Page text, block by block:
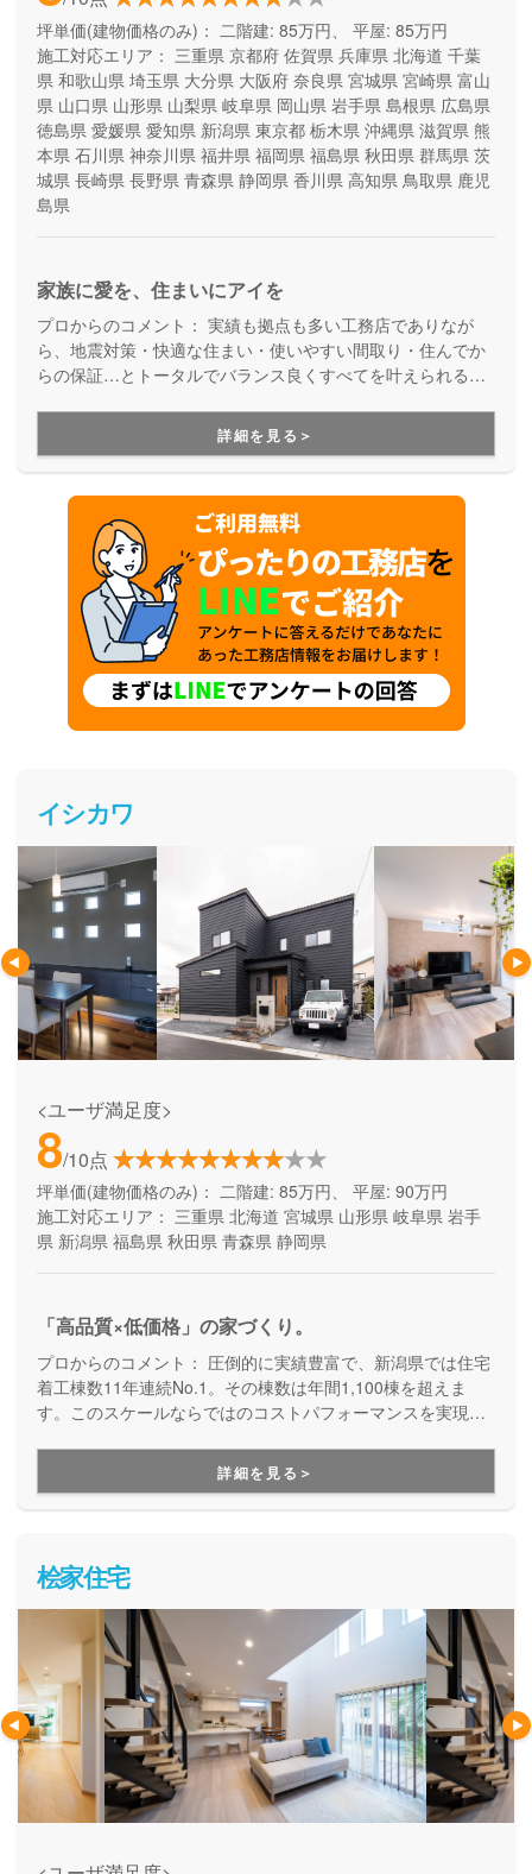
坪単価(建物価格のみ)： 二階建: 85万円、 平屋: 85万円
施工対応エリア： 三重県 京都府 佐賀県 兵庫県 北海道 千葉
県 和歌山県 埼玉県 大分県 大阪府 奈良県 宮城県 宮崎県 富山
県 山口県 山形県 山梨県 岐阜県 岡山県 岩手県 島根県 広島県
徳島県 愛媛県 愛知県 新潟県 東京都 栃木県 沖縄県 滋賀県 熊
本県 石川県 神奈川県 福井県 福岡県 福島県 秋田県 群馬県 茨
城県 長崎県 長野県 青森県 静岡県 香川県 高知県 鳥取県 鹿児
島県
家族に愛を、住まいにアイを
プロからのコメント：
ら、地震対策・快適な住まい・使いやすい間取り・住んでか
らの保証…とトータルでバランス良くすべてを叶えられる家
用できる間取り提案も得意なので、末長く安心して暮らせる
住まいをお求めの方、安心できるプロにまるっとお任せした
い方にもお勧めしています。
詳細を見る＞
イシカワ
<ユーザ満足度>
8/10点
坪単価(建物価格のみ)： 二階建: 85万円、 平屋: 90万円
施工対応エリア： 三重県 北海道 宮城県 山形県 岐阜県 岩手
県 新潟県 福島県 秋田県 青森県 静岡県
「高品質×低価格」の家づくり。
プロからのコメント：
着工棟数11年連続No.1。その棟数は年間1,100棟を超えま
す。このスケールならではのコストパフォーマンスを実現
す。不動産情報も多彩だから土地探しもお任せ。土地探し・
資金計画から性能・デザイン、建てた後の保証・アフターサ
ポートまで安心してお任せいただけます。
詳細を見る＞
桧家住宅